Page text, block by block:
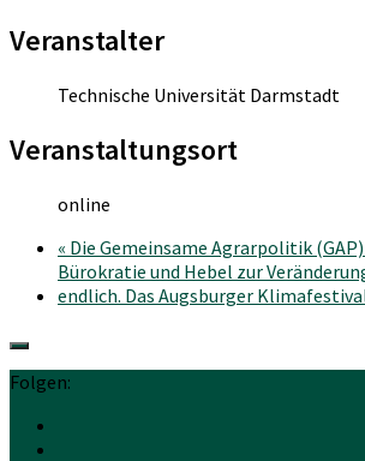
Veranstalter
Technische Universität Darmstadt
Veranstaltungsort
online
« Die Gemeinsame Agrarpolitik
Bürokratie und Hebel zur
endlich. Das Augsburger
Folgen: